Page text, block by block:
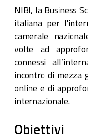
pratica
Fiscalità
internazionale
dalla
teoria
alla
pratica
2024-
28T09:30:00+01:00
NIBI, la Business
italiana per
camerale
volte ad
connessi
incontro di mezza
online e di
internazionale.
Obiettivi